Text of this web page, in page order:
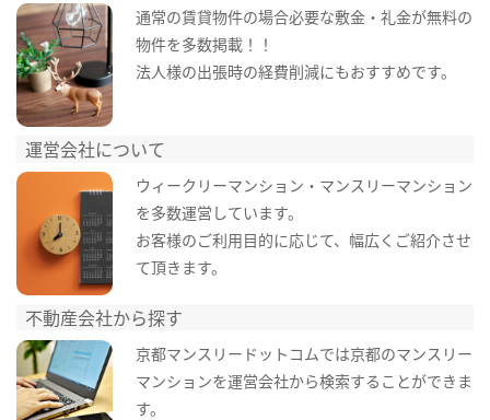
通常の賃貸物件の場合必要な敷金・礼金が無料の
物件を多数掲載！！
法人様の出張時の経費削減にもおすすめです。
運営会社について
ウィークリーマンション・マンスリーマンション
を多数運営しています。
お客様のご利用目的に応じて、幅広くご紹介させ
て頂きます。
不動産会社から探す
京都マンスリードットコムでは京都のマンスリー
マンションを運営会社から検索することができま
す。